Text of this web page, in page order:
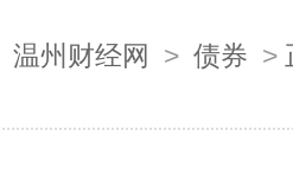
温州财经网 > 债券 >